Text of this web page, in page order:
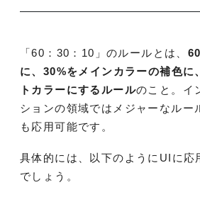
「60：30：10」のルールとは、
に、30%をメインカラーの補色に
トカラーにするルールのこと。イ
ションの領域ではメジャーなルー
も応用可能です。
具体的には、以下のようにUIに応
でしょう。